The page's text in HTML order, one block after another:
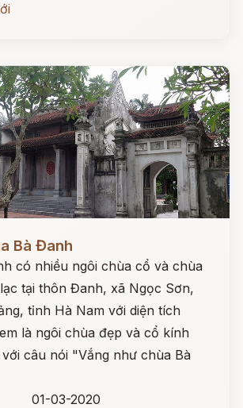
Bà Đanh
có nhiều ngôi chùa cổ và chùa
tại thôn Đanh, xã Ngọc Sơn,
tỉnh Hà Nam với diện tích
là ngôi chùa đẹp và cổ kính
câu nói "Vắng như chùa Bà
01-03-2020